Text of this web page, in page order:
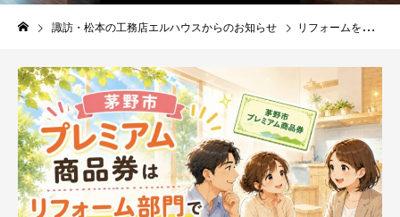
エルハウスからのお
知らせ
諏訪・松本の工務店エルハウスからのお知らせ リフォームをお考えの方へ｜茅野市プレミアム付生活応援券がご利用いただけます